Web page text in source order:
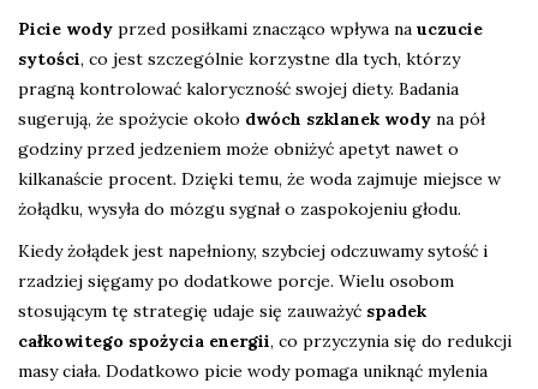
Picie wody przed posiłkami znacząco wpływa na uczucie
sytości, co jest szczególnie korzystne dla tych, którzy
pragną kontrolować kaloryczność swojej diety. Badania
sugerują, że spożycie około dwóch szklanek wody na pół
godziny przed jedzeniem może obniżyć apetyt nawet o
kilkanaście procent. Dzięki temu, że woda zajmuje miejsce w
żołądku, wysyła do mózgu sygnał o zaspokojeniu głodu.
Kiedy żołądek jest napełniony, szybciej odczuwamy sytość i
rzadziej sięgamy po dodatkowe porcje. Wielu osobom
stosującym tę strategię udaje się zauważyć spadek
całkowitego spożycia energii, co przyczynia się do redukcji
masy ciała. Dodatkowo picie wody pomaga uniknąć mylenia